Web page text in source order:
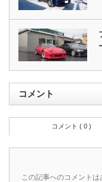
コメント
コメント ( 0 )
この記事へのコメントは